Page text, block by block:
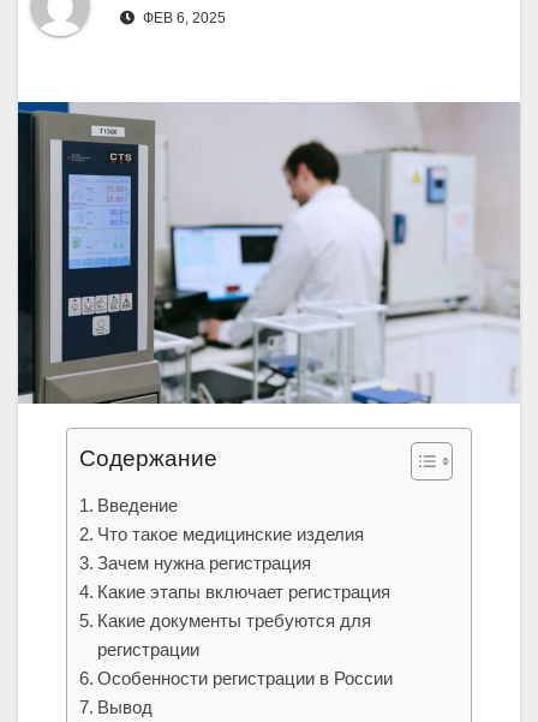
ФЕВ 6, 2025
Содержание
Введение
Что такое медицинские изделия
Зачем нужна регистрация
Какие этапы включает регистрация
Какие документы требуются для
регистрации
Особенности регистрации в России
Вывод